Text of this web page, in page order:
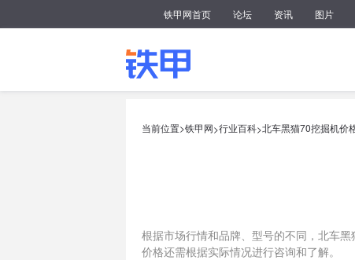
铁甲网首页 论坛 资讯 图片
当前位置>铁甲网>行业百科>北车黑猫70挖掘机价
根据市场行情和品牌、型号的不同，北车
价格还需根据实际情况进行咨询和了解。